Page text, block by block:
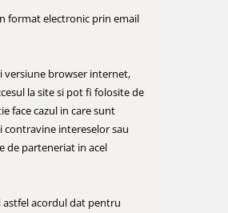
format electronic prin email
versiune browser internet,
la site si pot fi folosite de
face cazul in care sunt
intereselor sau
de parteneriat in acel
astfel acordul dat pentru